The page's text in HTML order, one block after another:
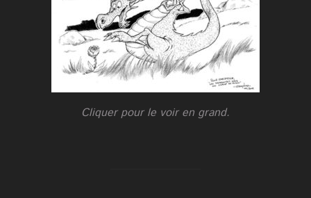
Cliquer pour le voir en grand.